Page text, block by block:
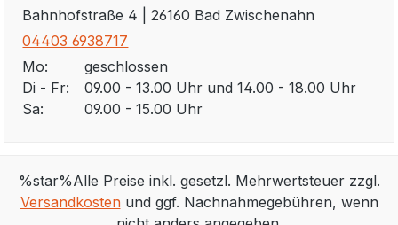
Bahnhofstraße 4 | 26160 Bad Zwischenahn
04403 6938717
Mo:
geschlossen
Di - Fr:
09.00 - 13.00 Uhr und 14.00 - 18.00 Uhr
Sa:
09.00 - 15.00 Uhr
%star%Alle Preise inkl. gesetzl. Mehrwertsteuer zzgl.
Versandkostenund ggf. Nachnahmegebühren, wenn